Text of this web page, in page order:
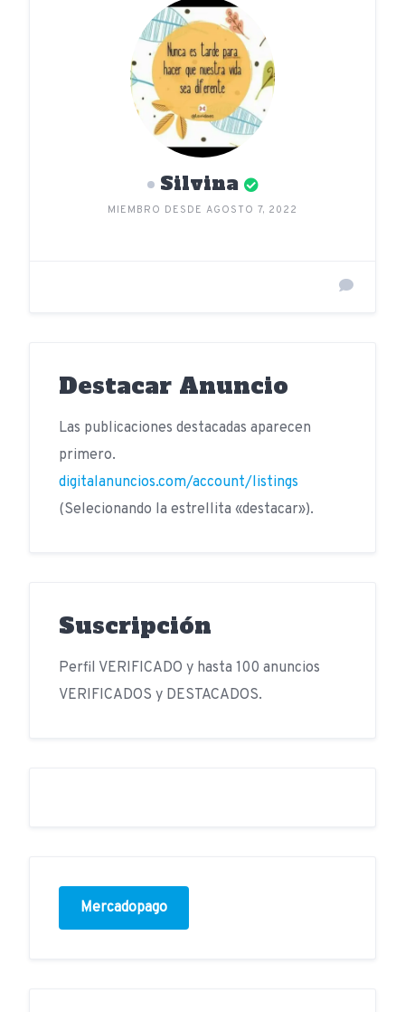
Silvina
MIEMBRO DESDE AGOSTO 7, 2022
Destacar Anuncio
Las publicaciones destacadas aparecen
primero.
digitalanuncios.com/account/listings
(Selecionando la estrellita «destacar»).
Suscripción
Perfil VERIFICADO y hasta 100 anuncios
VERIFICADOS y DESTACADOS.
Mercadopago